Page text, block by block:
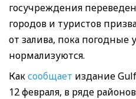
госучреждения
городов и туристов
от залива, пока погодные
нормализуются.
Каксообщает издание
12 февраля, в ряде